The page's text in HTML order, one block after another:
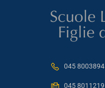
045 8003894
045 8011219